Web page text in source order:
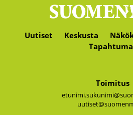
Uutiset Keskusta
Toimitus